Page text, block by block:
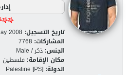
تاريخ التسجيل: 2008
المشاركات: 7768
الجنس: ذكر / Male
مكان الإقامة: فلسطين
الدولة: Palestine [PS]